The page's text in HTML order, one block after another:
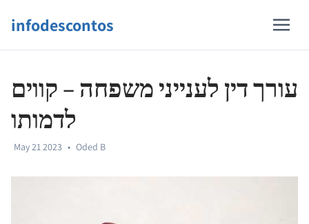
infodescontos
עורך דין לענייני משפחה – קווים
לדמותו
May 21 2023 • Oded B